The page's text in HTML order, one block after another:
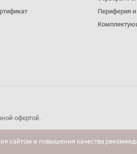
сайтом и повышения качества
Периферия
офертой.